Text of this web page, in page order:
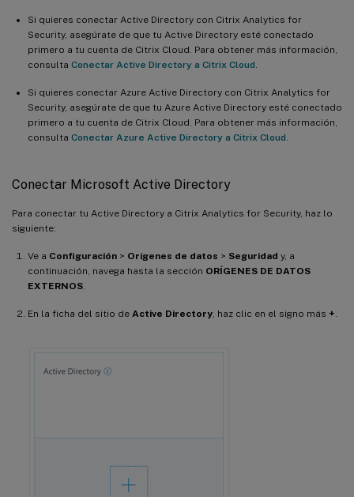
Si quieres conectar Active Directory con Citrix Analytics for
Security, asegúrate de que tu Active Directory esté conectado
primero a tu cuenta de Citrix Cloud. Para obtener más información,
consulta Conectar Active Directory a Citrix Cloud
Si quieres conectar Azure Active Directory con Citrix Analytics for
Security, asegúrate de que tu Azure Active Directory esté conectado
primero a tu cuenta de Citrix Cloud. Para obtener más información,
consulta Conectar Azure Active Directory a Citrix Cloud
Conectar Microsoft Active Directory
Para conectar tu Active Directory a Citrix Analytics for Security, haz lo
siguiente:
Ve a Configuración > Orígenes de datos > Seguridad y, a
continuación, navega hasta la sección ORÍGENES DE DATOS
EXTERNOS
En la ficha del sitio de Active Directory , haz clic en el signo más +